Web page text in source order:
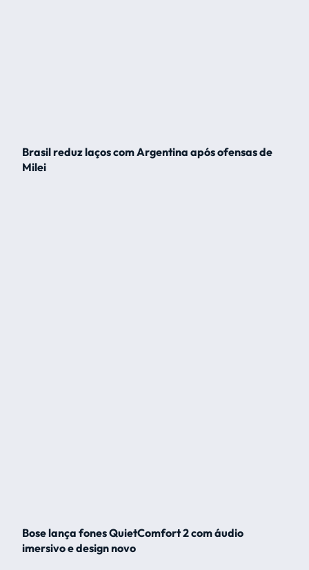
Brasil reduz laços com Argentina após ofensas de
Milei
Bose lança fones QuietComfort 2 com áudio
imersivo e design novo